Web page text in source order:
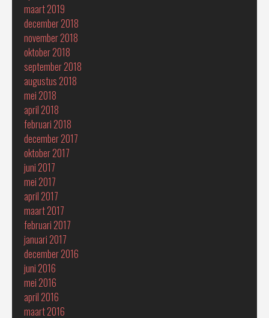
maart 2019
december 2018
november 2018
oktober 2018
september 2018
augustus 2018
mei 2018
april 2018
februari 2018
december 2017
oktober 2017
juni 2017
mei 2017
april 2017
maart 2017
februari 2017
januari 2017
december 2016
juni 2016
mei 2016
april 2016
maart 2016